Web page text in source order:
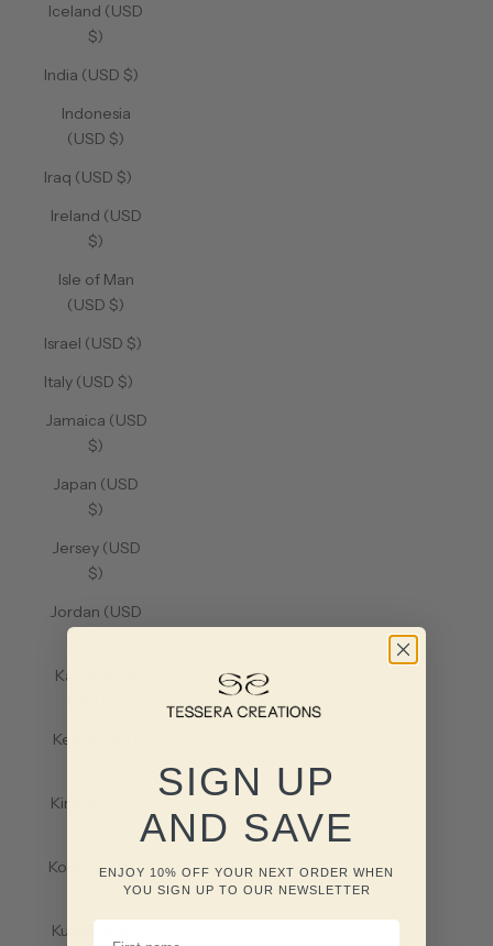
Iceland (USD
$)
India (USD $)
Indonesia
(USD $)
Iraq (USD $)
Ireland (USD
$)
Isle of Man
(USD $)
Israel (USD $)
Italy (USD $)
Jamaica (USD
$)
Japan (USD
$)
Jersey (USD
$)
Jordan (USD
Kazakhstan
Kenya (USD
Kiribati (USD
Kosovo (USD
Kuwait (USD
SIGN UP
AND SAVE
ENJOY 10% OFF YOUR NEXT ORDER WHEN
YOU SIGN UP TO OUR NEWSLETTER
FIRST NAME